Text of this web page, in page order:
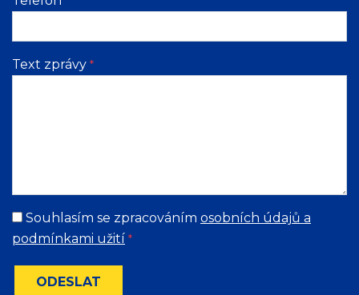
Text zprávy *
Souhlasím se zpracováním osobních údajů a
podmínkami užití *
ODESLAT